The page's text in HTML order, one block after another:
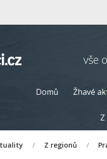
vše
Domů Žhavé
/ Z regionů /